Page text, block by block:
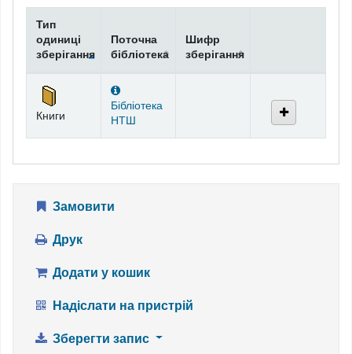
Тип
одиниці
зберігання
Поточна
бібліотека
Шифр
зберігання
Книги
Бібліотека
НТШ
Замовити
Друк
Додати у кошик
Надіслати на пристрій
Зберегти запис